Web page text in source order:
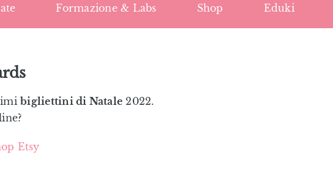
Formazione & Labs Shop Eduki
bigliettini di Natale 2022.
Etsy